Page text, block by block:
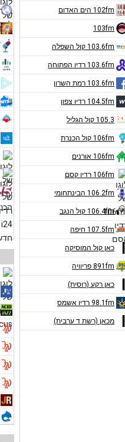
102fm הים האדום
103fm
103.6fm קול השפלה
103.6fm רדיו הפתוחה
103.6fm רמת השרון
104.5fm רדיו צפון
105.3 קול הגליל
106fm קול הכנרת
106fm אורנים
106fm רדיו קסם
106.2fm הבינתחומי
106.4fm קול הנגב
107.5fm חיפה
כאן קול המוסיקה
891fm פריוויה
כאן רקע (רוסית)
98.1fm רדיו אשמס
מכאן (רשת ד ערבית)